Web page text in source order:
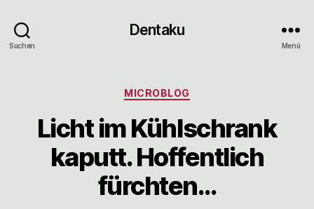
Suchen
Dentaku
Menü
Kategorien
MICROBLOG
Licht im Kühlschrank
kaputt. Hoffentlich
fürchten…